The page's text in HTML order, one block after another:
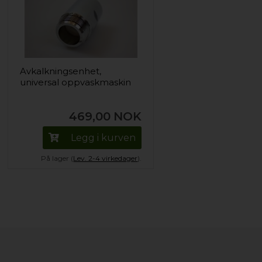
Avkalkningsenhet,
universal oppvaskmaskin
469,00 NOK
Legg i kurven
På lager (Lev. 2-4 virkedager).